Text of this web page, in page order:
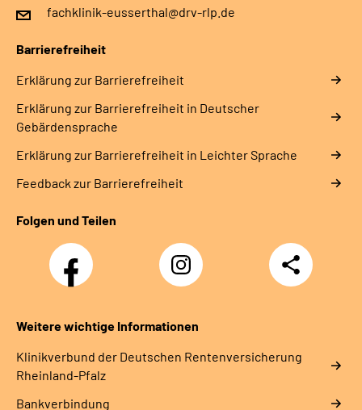
fachklinik-eusserthal@drv-rlp.de
Barrierefreiheit
Erklärung zur Barrierefreiheit
Erklärung zur Barrierefreiheit in Deutscher
Gebärdensprache
Erklärung zur Barrierefreiheit in Leichter Sprache
Feedback zur Barrierefreiheit
Folgen und Teilen
Facebook
Instagram
DRV
Nachwuchskräfte
Teilen
Weitere wichtige Informationen
Klinikverbund der Deutschen Rentenversicherung
Rheinland-Pfalz
Bankverbindung